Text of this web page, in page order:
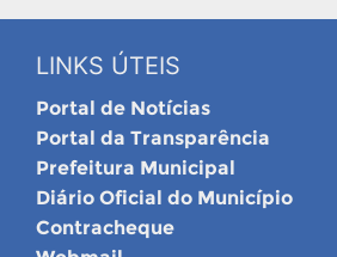
LINKS ÚTEIS
Portal de Notícias
Portal da Transparência
Prefeitura Municipal
Diário Oficial do Município
Contracheque